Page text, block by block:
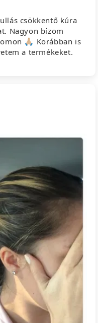
csökkentő kúra
Nagyon bízom
🙏🏼 Korábban is
a termékeket.